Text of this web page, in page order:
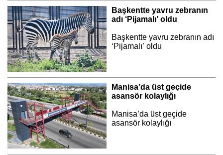
Başkentte yavru zebranın
adı ‘Pijamalı’ oldu
Başkentte yavru zebranın adı
‘Pijamalı’ oldu
Manisa’da üst geçide
asansör kolaylığı
Manisa’da üst geçide
asansör kolaylığı